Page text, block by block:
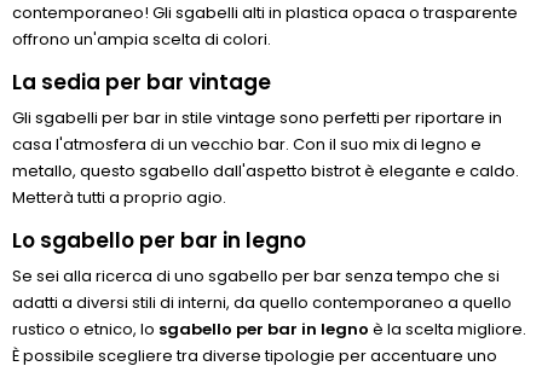
contemporaneo! Gli sgabelli alti in plastica opaca o trasparente
offrono un'ampia scelta di colori.
La sedia per bar vintage
Gli sgabelli per bar in stile vintage sono perfetti per riportare in
casa l'atmosfera di un vecchio bar. Con il suo mix di legno e
metallo, questo sgabello dall'aspetto bistrot è elegante e caldo.
Metterà tutti a proprio agio.
Lo sgabello per bar in legno
Se sei alla ricerca di uno sgabello per bar senza tempo che si
adatti a diversi stili di interni, da quello contemporaneo a quello
rustico o etnico, lo sgabello per bar in legno è la scelta migliore.
È possibile scegliere tra diverse tipologie per accentuare uno